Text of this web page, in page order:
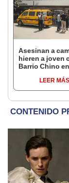
Asesinan a
hieren a joven
Barrio Chino
sospechoso
LEER MÁS